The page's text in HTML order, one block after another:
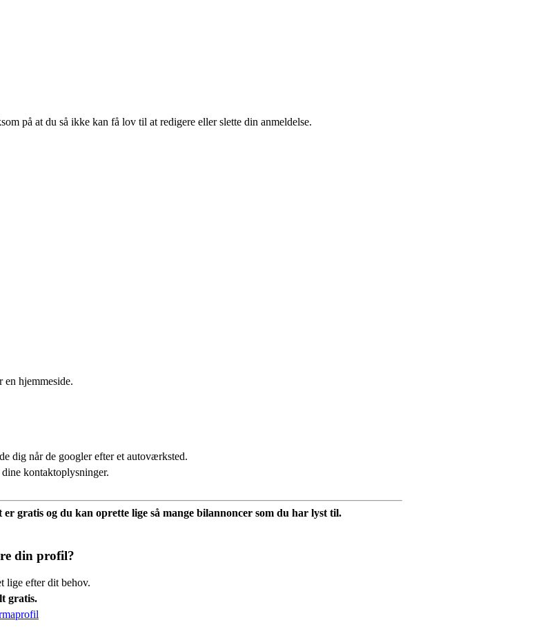
på at du så ikke kan få lov til at redigere eller slette din anmeldelse.
hjemmeside.
dig når de googler efter et autoværksted.
kontaktoplysninger.
gratis og du kan oprette lige så mange bilannoncer som du har lyst til.
din profil?
lige efter dit behov.
gratis.